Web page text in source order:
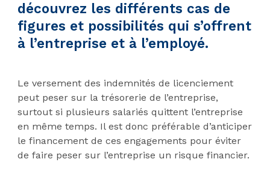
découvrez les différents cas de
figures et possibilités qui s’offrent
à l’entreprise et à l’employé.
Le versement des indemnités de licenciement
peut peser sur la trésorerie de l’entreprise,
surtout si plusieurs salariés quittent l’entreprise
en même temps. Il est donc préférable d’anticiper
le financement de ces engagements pour éviter
de faire peser sur l’entreprise un risque financier.